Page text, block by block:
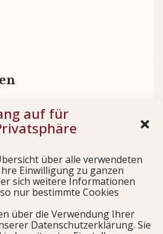
auf für
über alle verwendeten
Einwilligung zu ganzen
sich weitere Informationen
nur bestimmte Cookies
über die Verwendung Ihrer
Datenschutzerklärung. Sie
Ihre Plätze für unsere